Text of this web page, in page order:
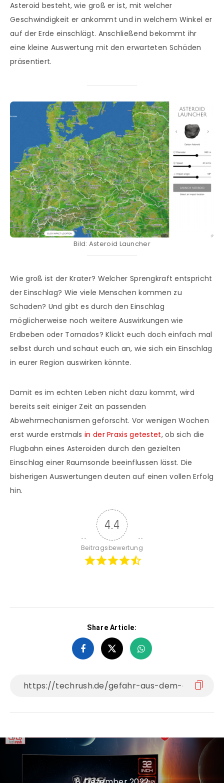
Asteroid besteht, wie groß er ist, mit welcher
Geschwindigkeit er ankommt und in welchem Winkel er
auf der Erde einschlägt. Anschließend bekommt ihr
eine kleine Auswertung mit den erwarteten Schäden
präsentiert.
Bild: Asteroid Launcher
Wie groß ist der Krater? Welcher Sprengkraft entspricht
der Einschlag? Wie viele Menschen kommen zu
Schaden? Und gibt es durch den Einschlag
möglicherweise noch weitere Auswirkungen wie
Erdbeben oder Tornados? Klickt euch doch einfach mal
selbst durch und schaut euch an, wie sich ein Einschlag
in eurer Region auswirken könnte.
Damit es im echten Leben nicht dazu kommt, wird
bereits seit einiger Zeit an passenden
Abwehrmechanismen geforscht. Vor wenigen Wochen
erst wurde erstmalsin der Praxis getestet, ob sich die
Flugbahn eines Asteroiden durch den gezielten
Einschlag einer Raumsonde beeinflussen lässt. Die
bisherigen Auswertungen deuten auf einen vollen Erfolg
hin.
4.4
Beitragsbewertung
Share Article: